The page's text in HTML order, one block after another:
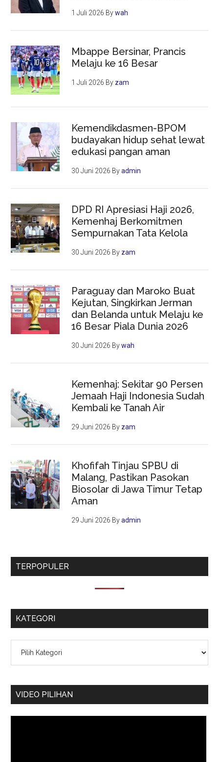
1 Juli 2026 Bywah
Mbappe Bersinar, Prancis
Melaju ke 16 Besar
1 Juli 2026 By zam
Kemendikdasmen-BPOM
budayakan hidup sehat lewat
edukasi pangan aman
30 Juni 2026 Byadmin
DPD RI Apresiasi Haji 2026,
Kemenhaj Berkomitmen
Sempurnakan Tata Kelola
30 Juni 2026 By zam
Paraguay dan Maroko Buat
Kejutan, Singkirkan Jerman
dan Belanda untuk Melaju ke
16 Besar Piala Dunia 2026
30 Juni 2026 Bywah
Kemenhaj: Sekitar 90 Persen
Jemaah Haji Indonesia Sudah
Kembali ke Tanah Air
29 Juni 2026 By zam
Khofifah Tinjau SPBU di
Malang, Pastikan Pasokan
Biosolar di Jawa Timur Tetap
Aman
29 Juni 2026 Byadmin
TERPOPULER
KATEGORI
VIDEO PILIHAN